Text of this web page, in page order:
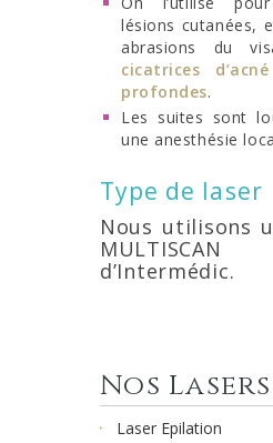
lésions cutanées,
abrasions du
cicatrices d’acné
profondes.
Les suites sont
une anesthésie
Type de laser
Nous utilisons
d’Intermédic.
Nos Lasers
Laser Epilation